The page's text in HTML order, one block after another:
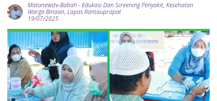
Matanewstv-Babah -Edukasi Dan Screening Penyakit, Kesehatan
Warga Binaan, Lapas Rantauprapat
19/07/2025